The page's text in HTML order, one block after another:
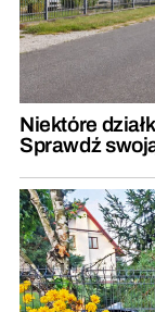
Niektóre
Sprawdź